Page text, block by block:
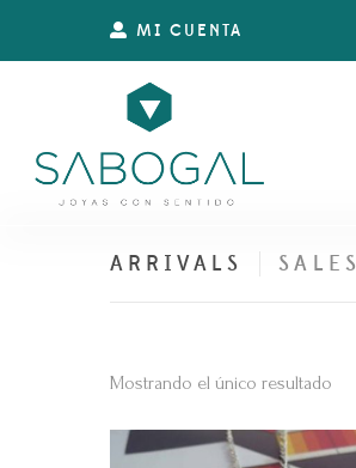
MI CUENTA
ARRIVALS SALES
Mostrando el único resultado